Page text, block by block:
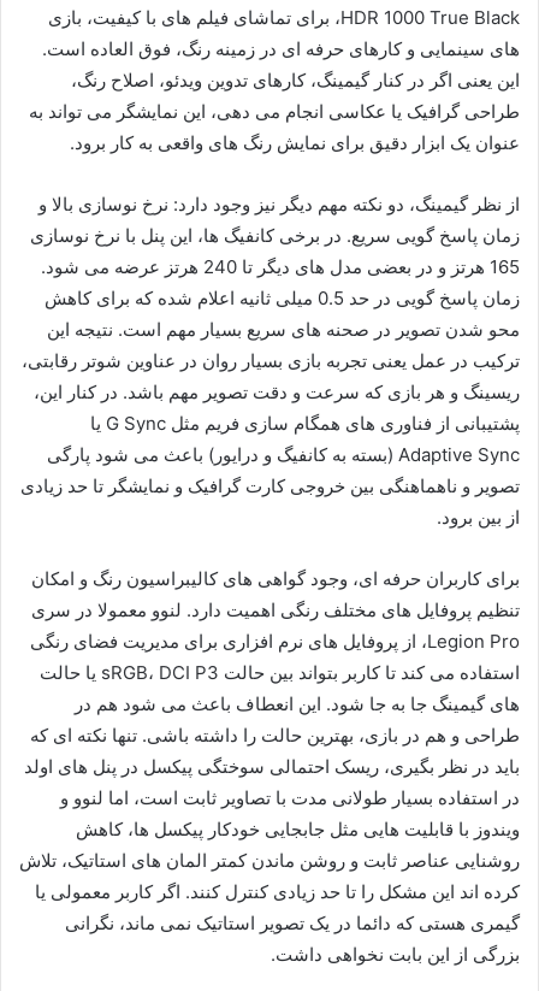
HDR 1000 True Black، برای تماشای فیلم های با کیفیت، بازی
های سینمایی و کارهای حرفه ای در زمینه رنگ، فوق العاده است.
این یعنی اگر در کنار گیمینگ، کارهای تدوین ویدئو، اصلاح رنگ،
طراحی گرافیک یا عکاسی انجام می دهی، این نمایشگر می تواند به
عنوان یک ابزار دقیق برای نمایش رنگ های واقعی به کار برود.
از نظر گیمینگ، دو نکته مهم دیگر نیز وجود دارد: نرخ نوسازی بالا و
زمان پاسخ گویی سریع. در برخی کانفیگ ها، این پنل با نرخ نوسازی
165 هرتز و در بعضی مدل های دیگر تا 240 هرتز عرضه می شود.
زمان پاسخ گویی در حد 0.5 میلی ثانیه اعلام شده که برای کاهش
محو شدن تصویر در صحنه های سریع بسیار مهم است. نتیجه این
ترکیب در عمل یعنی تجربه بازی بسیار روان در عناوین شوتر رقابتی،
ریسینگ و هر بازی که سرعت و دقت تصویر مهم باشد. در کنار این،
پشتیبانی از فناوری های همگام سازی فریم مثل G Sync یا
Adaptive Sync (بسته به کانفیگ و درایور) باعث می شود پارگی
تصویر و ناهماهنگی بین خروجی کارت گرافیک و نمایشگر تا حد زیادی
از بین برود.
برای کاربران حرفه ای، وجود گواهی های کالیبراسیون رنگ و امکان
تنظیم پروفایل های مختلف رنگی اهمیت دارد. لنوو معمولا در سری
Legion Pro، از پروفایل های نرم افزاری برای مدیریت فضای رنگی
استفاده می کند تا کاربر بتواند بین حالت sRGB، DCI P3 یا حالت
های گیمینگ جا به جا شود. این انعطاف باعث می شود هم در
طراحی و هم در بازی، بهترین حالت را داشته باشی. تنها نکته ای که
باید در نظر بگیری، ریسک احتمالی سوختگی پیکسل در پنل های اولد
در استفاده بسیار طولانی مدت با تصاویر ثابت است، اما لنوو و
ویندوز با قابلیت هایی مثل جابجایی خودکار پیکسل ها، کاهش
روشنایی عناصر ثابت و روشن ماندن کمتر المان های استاتیک، تلاش
کرده اند این مشکل را تا حد زیادی کنترل کنند. اگر کاربر معمولی یا
گیمری هستی که دائما در یک تصویر استاتیک نمی ماند، نگرانی
بزرگی از این بابت نخواهی داشت.